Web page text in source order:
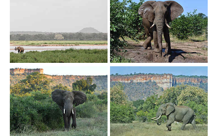
Show larger version Show larger version